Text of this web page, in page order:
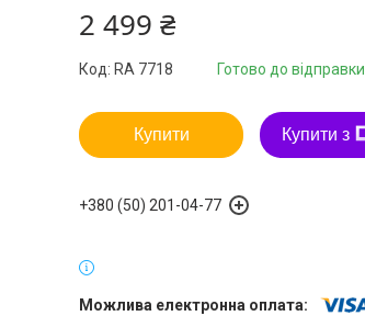
2 499 ₴
Готово до відправки
Код: RA 7718
Купити Купити з
+380 (50) 201-04-77